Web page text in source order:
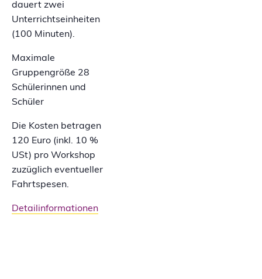
dauert zwei
Unterrichtseinheiten
(100 Minuten).
Maximale
Gruppengröße 28
Schülerinnen und
Schüler
Die Kosten betragen
120 Euro (inkl. 10 %
USt) pro Workshop
zuzüglich eventueller
Fahrtspesen.
Detailinformationen